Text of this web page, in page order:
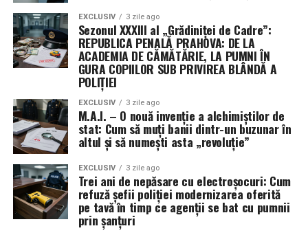
Această practică a Pentagonului, de a ascunde detaliile
despre contractori și valorile exacte ale premiilor,
devine din ce în ce mai frecventă. Justificarea oficială
este nevoia de a preveni transferul de informații
strategice către puteri rivale precum China. Utilizarea
unor vehicule contractuale non-tradiționale permite
ocolirea cerințelor standard de raportare publică,
oferind armatei o mai mare libertate de mișcare, dar și
un grad sporit de discreție în cursa pentru supremație
tehnologică în spațiul cosmic.
EXCLUSIV 3 zile ago
Sezonul XXXIII al „Grădiniței de Cadre”:
REPUBLICA PENALĂ PRAHOVA: DE LA
ACADEMIA DE CĂMĂTĂRIE, LA PUMNI ÎN
GURA COPIILOR SUB PRIVIREA BLÂNDĂ A
POLIȚIEI
EXCLUSIV 3 zile ago
M.A.I. – O nouă invenție a alchimiștilor de
stat: Cum să muți banii dintr-un buzunar în
altul și să numești asta „revoluție”
EXCLUSIV 3 zile ago
Trei ani de nepăsare cu electroșocuri: Cum
refuză șefii poliției modernizarea oferită
pe tavă în timp ce agenții se bat cu pumnii
prin șanțuri